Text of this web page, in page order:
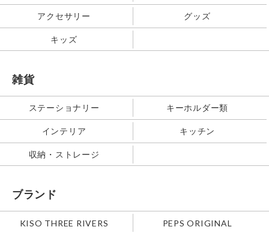
アクセサリー グッズ
キッズ
雑貨
ステーショナリー キーホルダー類
インテリア キッチン
収納・ストレージ
ブランド
KISO THREE RIVERS PEPS ORIGINAL